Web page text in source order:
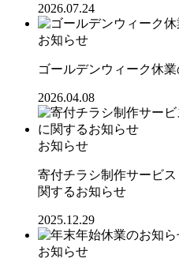
2026.07.24
お知らせ
ゴールデンウィーク休
2026.04.08
お知らせ
寄付チラシ制作サービ
関するお知らせ
2025.12.29
お知らせ